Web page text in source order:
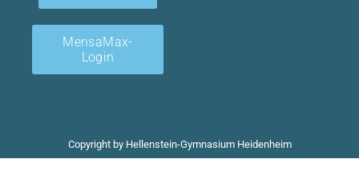
MensaMax-
Login
Copyright by Hellenstein-Gymnasium Heidenheim